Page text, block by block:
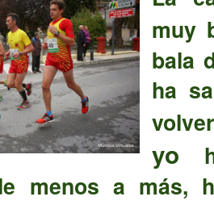
muy
bala
ha
yo
menos a más,